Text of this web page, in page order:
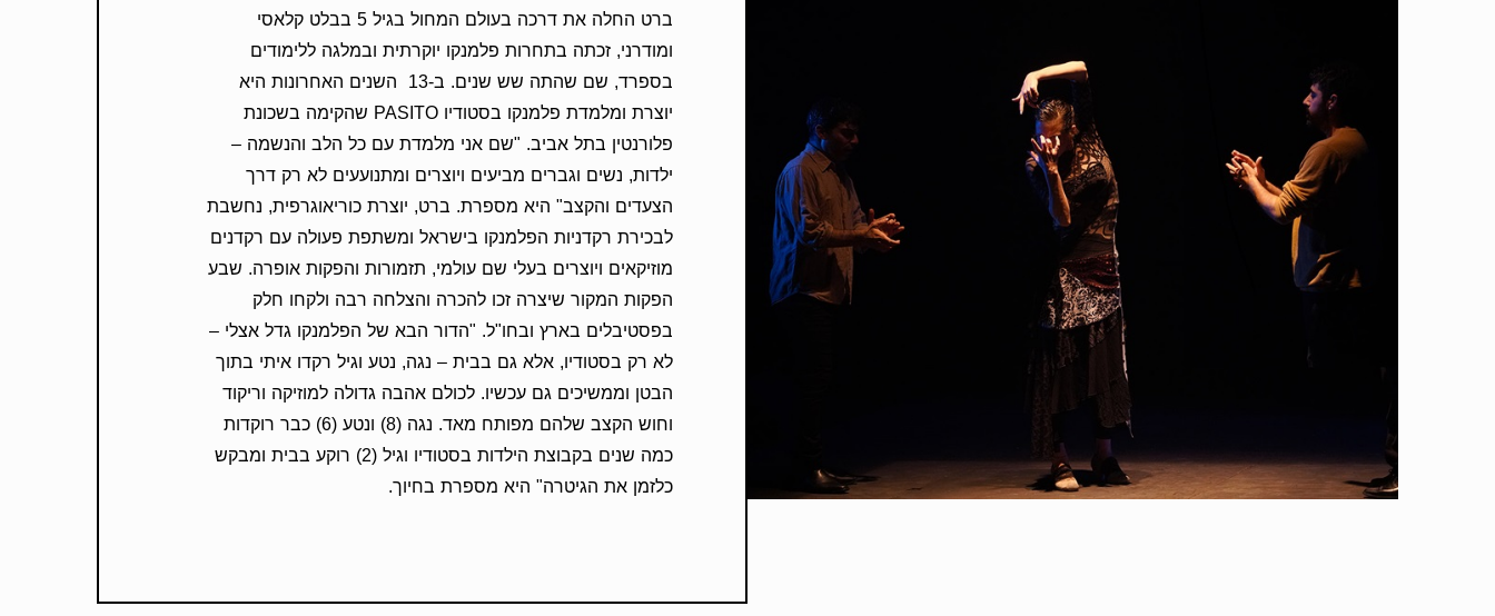
ברט החלה את דרכה בעולם המחול בגיל 5 בבלט קלאסי
ומודרני, זכתה בתחרות פלמנקו יוקרתית ובמלגה ללימודים
בספרד, שם שהתה שש שנים. ב-13 השנים האחרונות היא
יוצרת ומלמדת פלמנקו בסטודיו PASITO שהקימה בשכונת
פלורנטין בתל אביב. "שם אני מלמדת עם כל הלב והנשמה –
ילדות, נשים וגברים מביעים ויוצרים ומתנועעים לא רק דרך
הצעדים והקצב" היא מספרת. ברט, יוצרת כוריאוגרפית, נחשבת
לבכירת רקדניות הפלמנקו בישראל ומשתפת פעולה עם רקדנים
מוזיקאים ויוצרים בעלי שם עולמי, תזמורות והפקות אופרה. שבע
הפקות המקור שיצרה זכו להכרה והצלחה רבה ולקחו חלק
בפסטיבלים בארץ ובחו"ל. "הדור הבא של הפלמנקו גדל אצלי –
לא רק בסטודיו, אלא גם בבית – נגה, נטע וגיל רקדו איתי בתוך
הבטן וממשיכים גם עכשיו. לכולם אהבה גדולה למוזיקה וריקוד
וחוש הקצב שלהם מפותח מאד. נגה (8) ונטע (6) כבר רוקדות
כמה שנים בקבוצת הילדות בסטודיו וגיל (2) רוקע בבית ומבקש
כלזמן את הגיטרה" היא מספרת בחיוך.